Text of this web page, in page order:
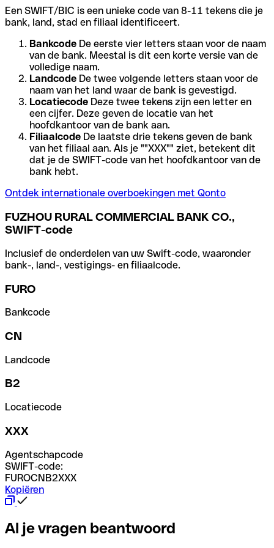
Een SWIFT/BIC is een unieke code van 8-11 tekens die je
bank, land, stad en filiaal identificeert.
Bankcode De eerste vier letters staan voor de naam
van de bank. Meestal is dit een korte versie van de
volledige naam.
Landcode De twee volgende letters staan voor de
naam van het land waar de bank is gevestigd.
Locatiecode Deze twee tekens zijn een letter en
een cijfer. Deze geven de locatie van het
hoofdkantoor van de bank aan.
Filiaalcode De laatste drie tekens geven de bank
van het filiaal aan. Als je ""XXX"" ziet, betekent dit
dat je de SWIFT-code van het hoofdkantoor van de
bank hebt.
Ontdek internationale overboekingen met Qonto
FUZHOU RURAL COMMERCIAL BANK CO.,
SWIFT-code
Inclusief de onderdelen van uw Swift-code, waaronder
bank-, land-, vestigings- en filiaalcode.
FURO
Bankcode
CN
Landcode
B2
Locatiecode
XXX
Agentschapcode
SWIFT-code:
FUROCNB2XXX
Kopiëren
Al je vragen beantwoord